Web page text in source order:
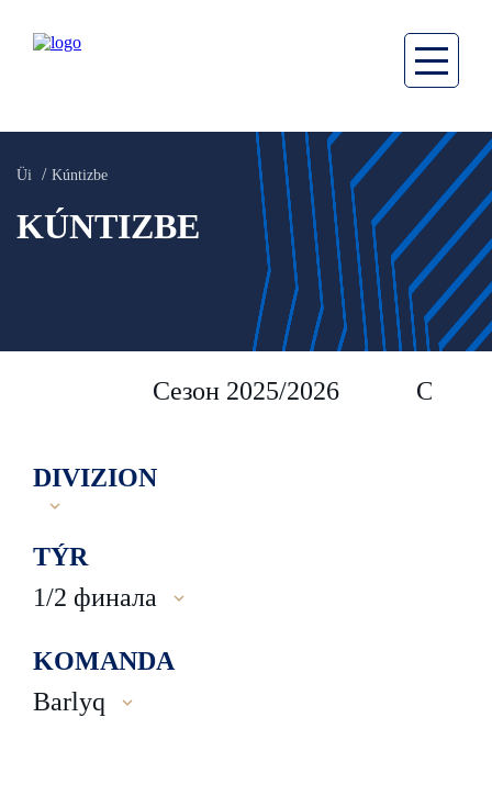
Üi Kúntizbe
KÚNTIZBE
Сезон 2025/2026 Сезон
DIVIZION
TÝR
1/2 финала
KOMANDA
Barlyq